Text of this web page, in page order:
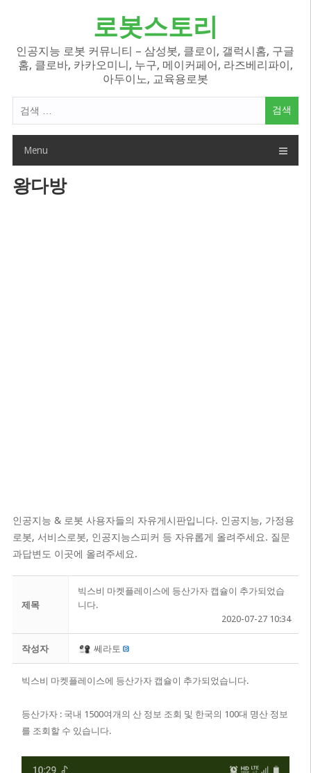
로봇스토리
인공지능 로봇 커뮤니티 – 삼성봇, 클로이, 갤럭시홈, 구글
홈, 클로바, 카카오미니, 누구, 메이커페어, 라즈베리파이,
아두이노, 교육용로봇
색
Menu
왕다방
인공지능 & 로봇 사용자들의 자유게시판입니다. 인공지능, 가정용
로봇, 서비스로봇, 인공지능스피커 등 자유롭게 올려주세요. 질문
과답변도 이곳에 올려주세요.
제목
빅스비 마켓플레이스에 등산가자 캡슐이 추가되었습
니다.
2020-07-27 10:34
작성자 쎄라토
빅스비 마켓플레이스에 등산가자 캡슐이 추가되었습니다.
등산가자 : 국내 1500여개의 산 정보 조회 및 한국의 100대 명산 정보
를 조회할 수 있습니다.